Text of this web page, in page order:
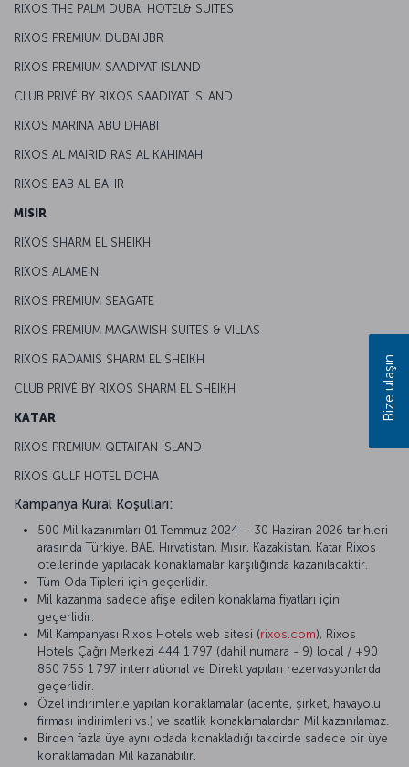
RIXOS THE PALM DUBAI HOTEL& SUITES
RIXOS PREMIUM DUBAI JBR
RIXOS PREMIUM SAADIYAT ISLAND
CLUB PRIVĖ BY RIXOS SAADIYAT ISLAND
RIXOS MARINA ABU DHABI
RIXOS AL MAIRID RAS AL KAHIMAH
RIXOS BAB AL BAHR
MISIR
RIXOS SHARM EL SHEIKH
RIXOS ALAMEIN
RIXOS PREMIUM SEAGATE
RIXOS PREMIUM MAGAWISH SUITES & VILLAS
RIXOS RADAMIS SHARM EL SHEIKH
CLUB PRIVĖ BY RIXOS SHARM EL SHEIKH
KATAR
RIXOS PREMIUM QETAIFAN ISLAND
RIXOS GULF HOTEL DOHA
Kampanya Kural Koşulları:
500 Mil kazanımları 01 Temmuz 2024 – 30 Haziran 2026 tarihleri
arasında Türkiye, BAE, Hırvatistan, Mısır, Kazakistan, Katar Rixos
otellerinde yapılacak konaklamalar karşılığında kazanılacaktir.
Tüm Oda Tipleri için geçerlidir.
Mil kazanma sadece afişe edilen konaklama fiyatları için
geçerlidir.
Mil Kampanyası Rixos Hotels web sitesi (rixos.com), Rixos
Hotels Çağrı Merkezi 444 1 797 (dahil numara - 9) local / +90
850 755 1 797 international ve Direkt yapılan rezervasyonlarda
geçerlidir.
Özel indirimlerle yapılan konaklamalar (acente, şirket, havayolu
firması indirimleri vs.) ve saatlik konaklamalardan Mil kazanılamaz.
Birden fazla üye aynı odada konakladığı takdirde sadece bir üye
konaklamadan Mil kazanabilir.
Bize ulaşın